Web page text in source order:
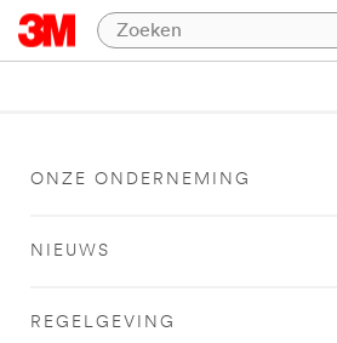
ONZE ONDERNEMING
NIEUWS
REGELGEVING